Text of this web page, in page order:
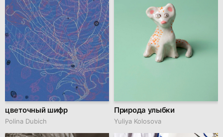
цветочный шифр
Polina Dubich
Природа улыбки
Yuliya Kolosova